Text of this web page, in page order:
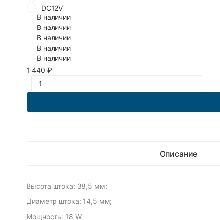
DC12V
В наличии
В наличии
В наличии
В наличии
В наличии
1 440 ₽
Описание
Высота штока: 38,5 мм;
Диаметр штока: 14,5 мм;
Мощность: 18 W;